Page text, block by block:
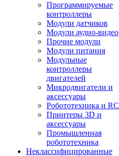
Программируемые
контроллеры
Модули датчиков
Модули аудио-видео
Прочие модули
Модули питания
Модульные
контроллеры
двигателей
Микродвигатели и
аксессуары
Робототехника и RC
Принтеры 3D и
аксессуары
Промышленная
робототехника
Неклассифицированные